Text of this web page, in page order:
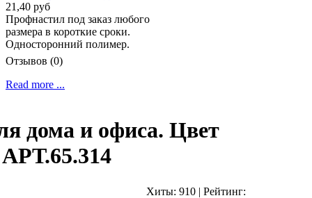
21,40 руб
Профнастил под заказ любого
размера в короткие сроки.
Односторонний полимер.
Отзывов (0)
Read more ...
дома и офиса. Цвет
АРТ.65.314
Хиты: 910 | Рейтинг: